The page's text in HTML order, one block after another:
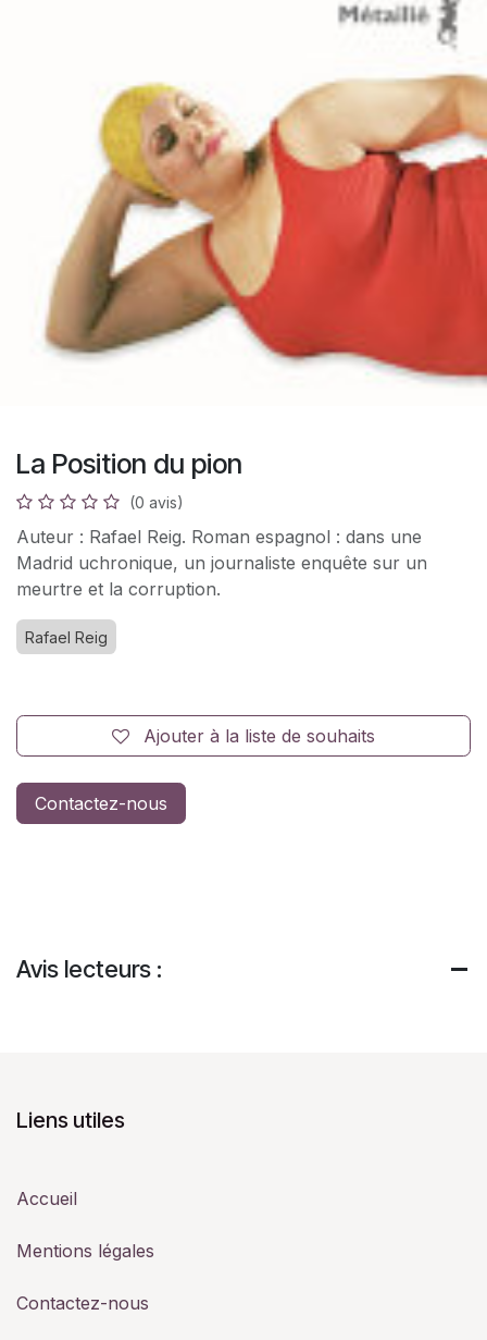
La Position du pion
(0 avis)
Auteur : Rafael Reig. Roman espagnol : dans une
Madrid uchronique, un journaliste enquête sur un
meurtre et la corruption.
Rafael Reig
Ajouter à la liste de souhaits
Contactez-nous
Avis lecteurs :
Liens utiles
Accueil
Mentions légales
Contactez-nous